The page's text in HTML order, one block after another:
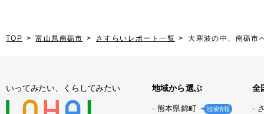
TOP 富山県南砺市 さすらいレポート一覧 大寒波の中、南砺市
いってみたい、くらしてみたい 地域から選ぶ
熊本県錦町 地域情報
全